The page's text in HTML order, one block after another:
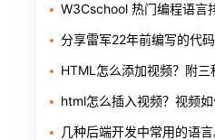
W3Cschool 热门编程语言排行
分享雷军22年前编写的代码
HTML怎么添加视频？附三
html怎么插入视频？视频
几种后端开发中常用的语言